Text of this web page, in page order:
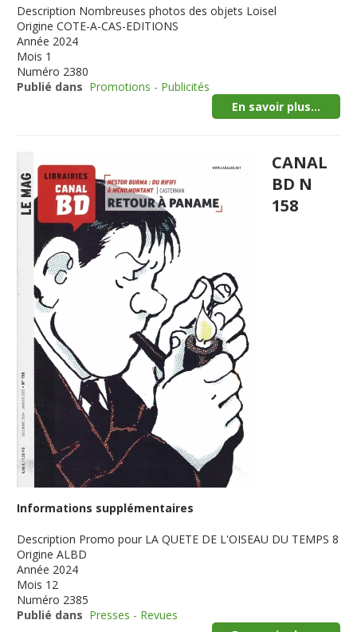
Description Nombreuses photos des objets Loisel
Origine COTE-A-CAS-EDITIONS
Année 2024
Mois 1
Numéro 2380
Publié dans Promotions - Publicités
En savoir plus...
CANAL
BD N
158
Informations supplémentaires
Description Promo pour LA QUETE DE L'OISEAU DU TEMPS 8
Origine ALBD
Année 2024
Mois 12
Numéro 2385
Publié dans Presses - Revues